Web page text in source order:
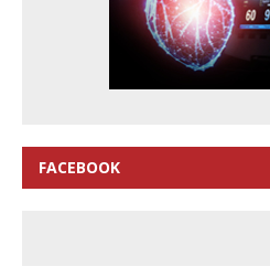
FACEBOOK